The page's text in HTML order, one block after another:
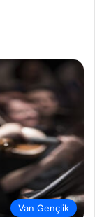
Van Gençlik